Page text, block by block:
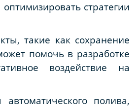
стратегии
такие как сохранение
помочь в разработке
воздействие на
полива,